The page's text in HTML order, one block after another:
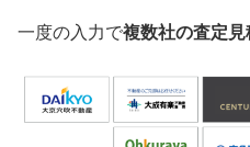
一度の入力で複数社の査定